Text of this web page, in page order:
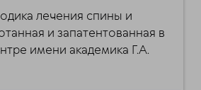
лечения спины и
и запатентованная в
имени академика Г.А.